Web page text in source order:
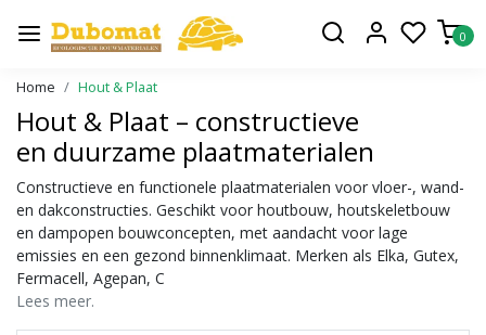
0
Home Hout & Plaat
Hout & Plaat – constructieve
en duurzame plaatmaterialen
Constructieve en functionele plaatmaterialen voor vloer-, wand-
en dakconstructies. Geschikt voor houtbouw, houtskeletbouw
en dampopen bouwconcepten, met aandacht voor lage
emissies en een gezond binnenklimaat. Merken als Elka, Gutex,
Fermacell, Agepan, C
Lees meer.